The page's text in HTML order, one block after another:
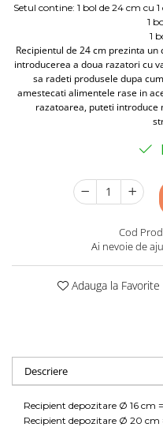
Setul contine: 1 bol de 24 cm cu
1 bol de
1 bol de
Recipientul de 24 cm prezinta
introducerea a doua razatori cu
sa radeti produsele dupa
amestecati alimentele rase in
razatoarea, puteti introduce
Cod
Ai nevoie de
Adauga la Favorite
Descriere
Recipient depozitare Ø 16 cm =
Recipient depozitare Ø 20 cm